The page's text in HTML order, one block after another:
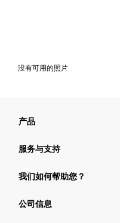
没有可用的照片
产品
服务与支持
我们如何帮助您？
公司信息